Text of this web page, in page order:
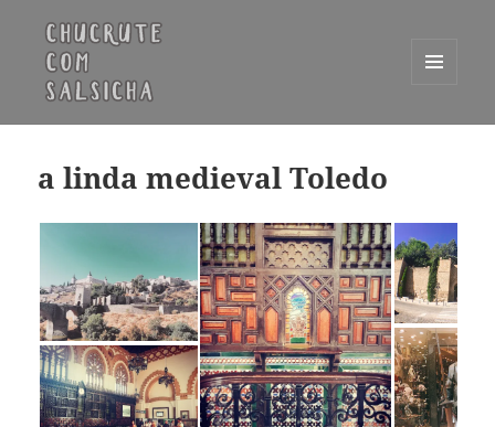
WIDGETS
a linda medieval Toledo